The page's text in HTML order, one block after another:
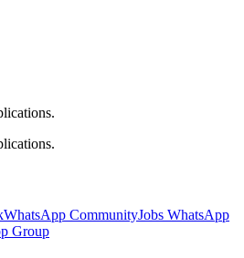
WhatsApp CommunityJobs WhatsApp
Group